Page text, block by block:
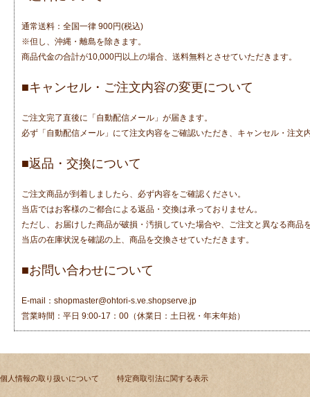
通常送料：全国一律 900円(税込)
※但し、沖縄・離島を除きます。
商品代金の合計が10,000円以上の場合、送料無料とさせていただきます。
■キャンセル・ご注文内容の変更について
ご注文完了直後に「自動配信メール」が届きます。
必ず「自動配信メール」にて注文内容をご確認いただき、キャンセル・注文
■返品・交換について
ご注文商品が到着しましたら、必ず内容をご確認ください。
当店ではお客様のご都合による返品・交換は承っておりません。
ただし、お届けした商品が破損・汚損していた場合や、ご注文と異なる商品
当店の在庫状況を確認の上、商品を交換させていただきます。
■お問い合わせについて
E-mail：shopmaster@ohtori-s.ve.shopserve.jp
営業時間：平日 9:00-17：00（休業日：土日祝・年末年始）
個人情報の取り扱いについて 特定商取引法に関する表示